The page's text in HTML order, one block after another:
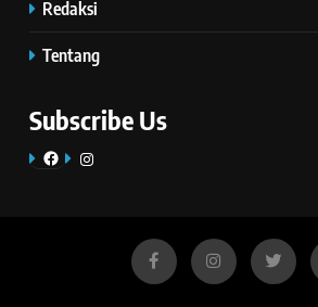
Redaksi
Tentang
Subscribe Us
FacebookInstagram